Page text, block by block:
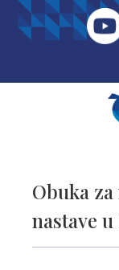
Obuka
nastave